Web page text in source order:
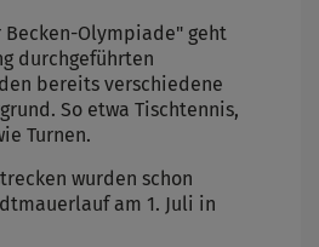
Becken-Olympiade" geht
durchgeführten
bereits verschiedene
So etwa Tischtennis,
Turnen.
wurden schon
am 1. Juli in